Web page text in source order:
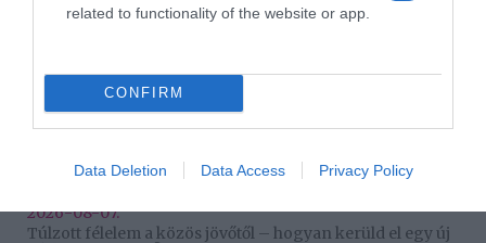
related to functionality of the website or app.
CONFIRM
Data Deletion Data Access Privacy Policy
2026-08-07.
Túlzott félelem a közös jövőtől – hogyan kerüld el egy új